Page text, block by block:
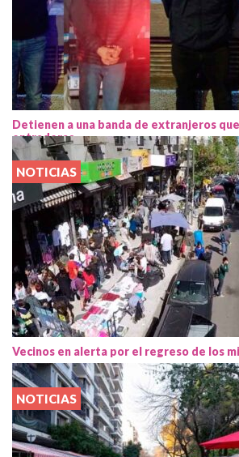
Detienen a una banda de extranjeros
entraderas
NOTICIAS
Vecinos en alerta por el regreso de los
NOTICIAS